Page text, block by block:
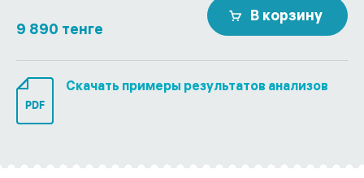
9 890 тенге
В корзину
PDF
Скачать примеры результатов анализов